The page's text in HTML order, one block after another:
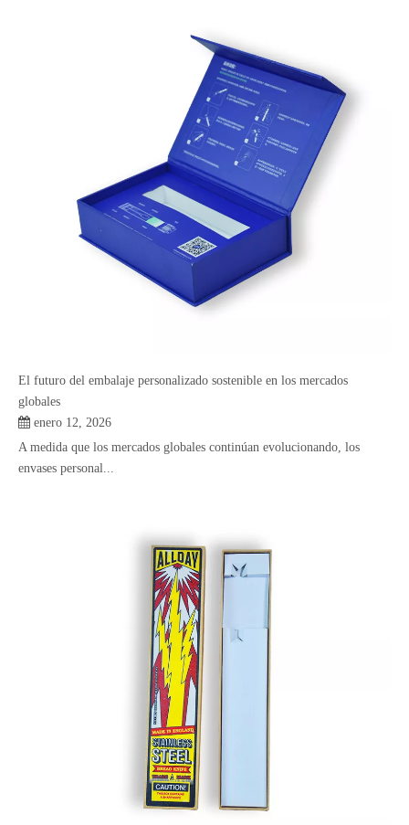
El futuro del embalaje personalizado sostenible en los mercados
globales
enero 12, 2026
A medida que los mercados globales continúan evolucionando, los
envases personal...